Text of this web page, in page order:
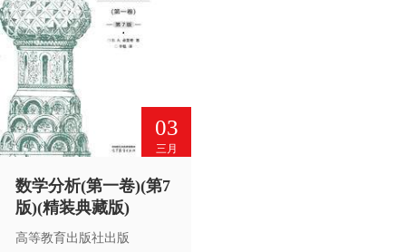
03
三月
数学分析(第一卷)(第7
版)(精装典藏版)
高等教育出版社出版